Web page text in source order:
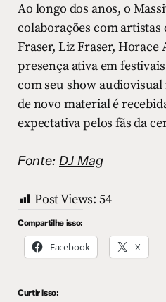
Ao longo dos anos, o
colaborações com
Fraser, Liz Fraser, Horace
presença ativa em
com seu show
de novo material é
expectativa pelos fãs da
Fonte: DJ Mag
Post Views: 54
Compartilhe isso:
Facebook X
Curtir isso: